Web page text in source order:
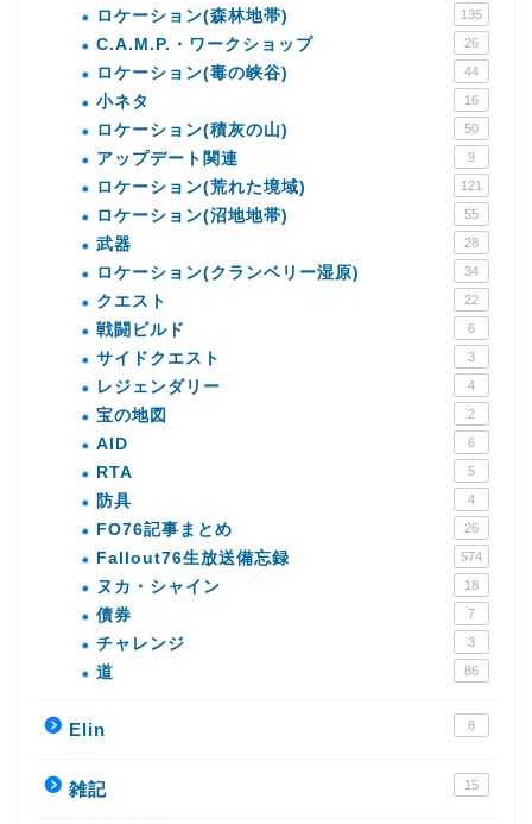
ロケーション(森林地帯) 135
C.A.M.P.・ワークショップ 26
ロケーション(毒の峡谷) 44
小ネタ 16
ロケーション(積灰の山) 50
アップデート関連 9
ロケーション(荒れた境域) 121
ロケーション(沼地地帯) 55
武器 28
ロケーション(クランベリー湿原) 34
クエスト 22
戦闘ビルド 6
サイドクエスト 3
レジェンダリー 4
宝の地図 2
AID 6
RTA 5
防具 4
FO76記事まとめ 26
Fallout76生放送備忘録 574
ヌカ・シャイン 18
債券 7
チャレンジ 3
道 86
Elin 8
雑記 15